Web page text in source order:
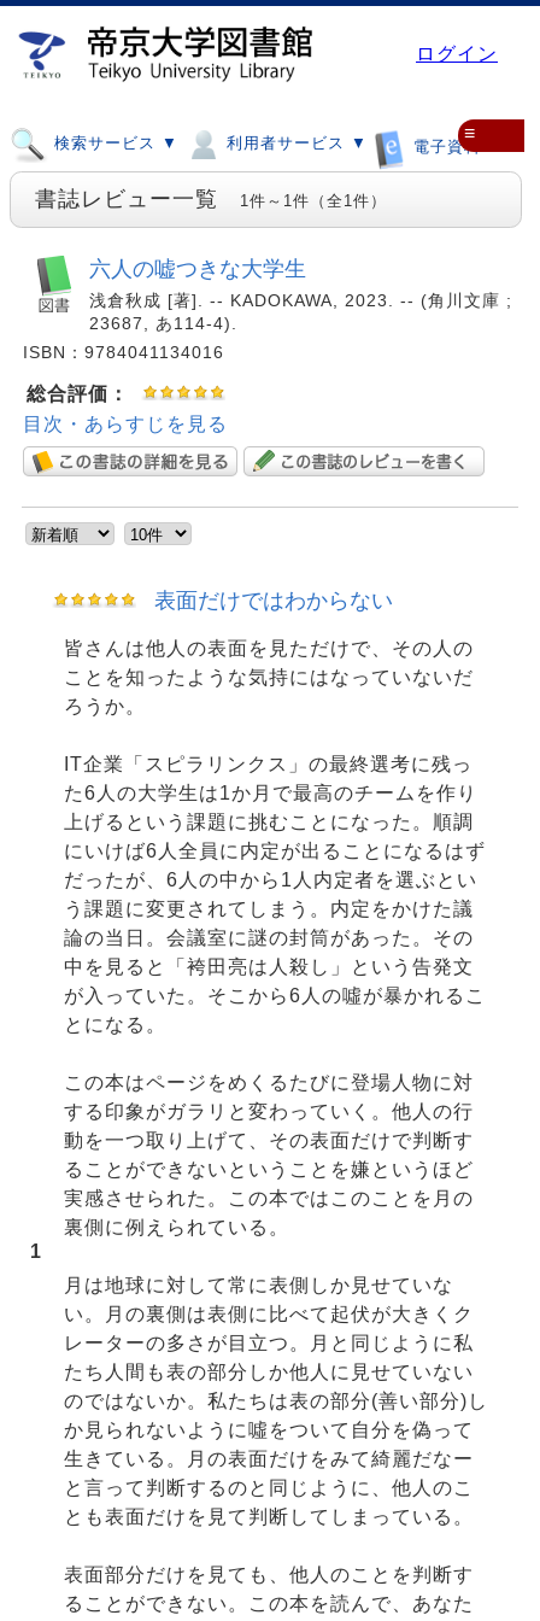
ログイン
検索サービス ▼ 利用者サービス ▼ 電子資料 ▼
≡
書誌レビュー一覧 1件～1件（全1件）
六人の嘘つきな大学生
浅倉秋成 [著]. -- KADOKAWA, 2023. -- (角川文庫 ;
23687, あ114-4).
ISBN：9784041134016
総合評価：
目次・あらすじを見る
1
表面だけではわからない
皆さんは他人の表面を見ただけで、その人の
ことを知ったような気持にはなっていないだ
ろうか。
IT企業「スピラリンクス」の最終選考に残っ
た6人の大学生は1か月で最高のチームを作り
上げるという課題に挑むことになった。順調
にいけば6人全員に内定が出ることになるはず
だったが、6人の中から1人内定者を選ぶとい
う課題に変更されてしまう。内定をかけた議
論の当日。会議室に謎の封筒があった。その
中を見ると「袴田亮は人殺し」という告発文
が入っていた。そこから6人の噓が暴かれるこ
とになる。
この本はページをめくるたびに登場人物に対
する印象がガラリと変わっていく。他人の行
動を一つ取り上げて、その表面だけで判断す
ることができないということを嫌というほど
実感させられた。この本ではこのことを月の
裏側に例えられている。
月は地球に対して常に表側しか見せていな
い。月の裏側は表側に比べて起伏が大きくク
レーターの多さが目立つ。月と同じように私
たち人間も表の部分しか他人に見せていない
のではないか。私たちは表の部分(善い部分)し
か見られないように噓をついて自分を偽って
生きている。月の表面だけをみて綺麗だなー
と言って判断するのと同じように、他人のこ
とも表面だけを見て判断してしまっている。
表面部分だけを見ても、他人のことを判断す
ることができない。この本を読んで、あなた